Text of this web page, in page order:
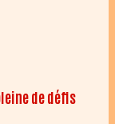
de défis